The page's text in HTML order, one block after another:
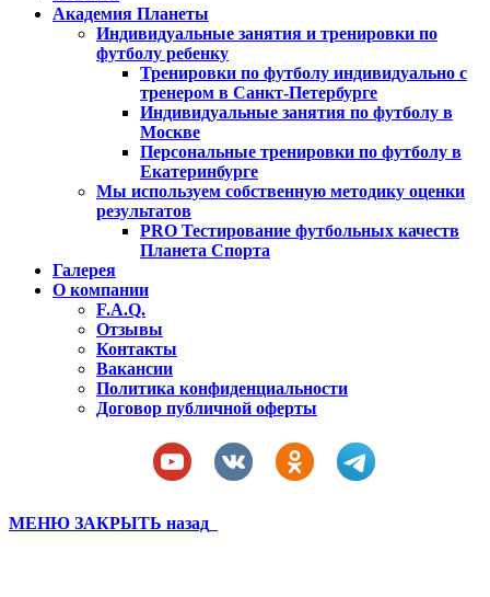
Академия Планеты
Индивидуальные занятия и тренировки по
футболу ребенку
Тренировки по футболу индивидуально с
тренером в Санкт-Петербурге
Индивидуальные занятия по футболу в
Москве
Персональные тренировки по футболу в
Екатеринбурге
Мы используем собственную методику оценки
результатов
PRO Тестирование футбольных качеств
Планета Спорта
Галерея
О компании
F.A.Q.
Отзывы
Контакты
Вакансии
Политика конфиденциальности
Договор публичной оферты
МЕНЮ ЗАКРЫТЬ назад